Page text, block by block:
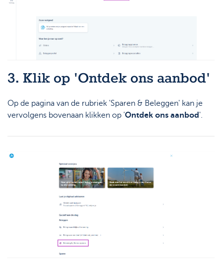
3. Klik op 'Ontdek ons aanbod'
Op de pagina van de rubriek 'Sparen & Beleggen' kan je
vervolgens bovenaan klikken op 'Ontdek ons aanbod '.